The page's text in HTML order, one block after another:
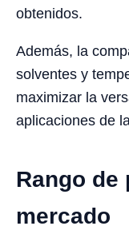
obtenidos.
Además, la
solventes y
maximizar la
aplicaciones de
Rango de
mercado